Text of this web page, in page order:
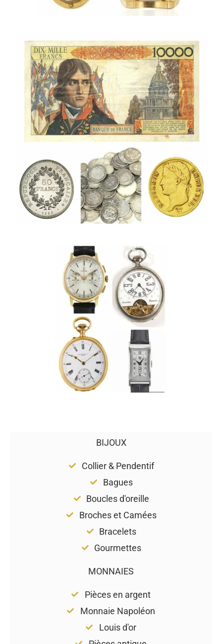
BIJOUX
Collier & Pendentif
Bagues
Boucles d'oreille
Broches et Camées
Bracelets
Gourmettes
MONNAIES
Pièces en argent
Monnaie Napoléon
Louis d'or